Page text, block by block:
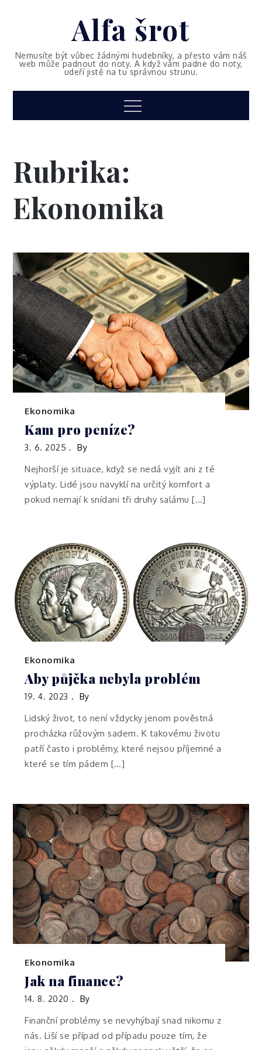
Alfa šrot
Nemusíte být vůbec žádnými hudebníky, a přesto vám náš
web může padnout do noty. A když vám padne do noty,
udeří jistě na tu správnou strunu.
Menu
Rubrika:
Ekonomika
Ekonomika
Kam pro peníze?
3. 6. 2025 By
Nejhorší je situace, když se nedá vyjít ani z té
výplaty. Lidé jsou navyklí na určitý komfort a
pokud nemají k snídani tři druhy salámu […]
Ekonomika
Aby půjčka nebyla problém
19. 4. 2023 By
Lidský život, to není vždycky jenom pověstná
procházka růžovým sadem. K takovému životu
patří často i problémy, které nejsou příjemné a
které se tím pádem […]
Ekonomika
Jak na finance?
14. 8. 2020 By
Finanční problémy se nevyhýbají snad nikomu z
nás. Liší se případ od případu pouze tím, že